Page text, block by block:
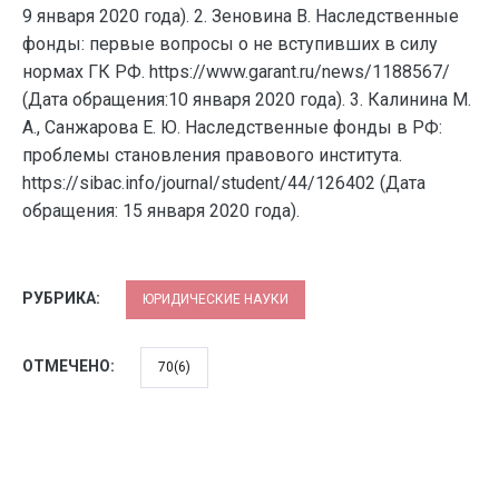
9 января 2020 года). 2. Зеновина В. Наследственные
фонды: первые вопросы о не вступивших в силу
нормах ГК РФ. https://www.garant.ru/news/1188567/
(Дата обращения:10 января 2020 года). 3. Калинина М.
А., Санжарова Е. Ю. Наследственные фонды в РФ:
проблемы становления правового института.
https://sibac.info/journal/student/44/126402 (Дата
обращения: 15 января 2020 года).
РУБРИКА: ЮРИДИЧЕСКИЕ НАУКИ
ОТМЕЧЕНО: 70(6)